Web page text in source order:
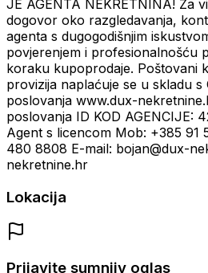
JE AGENTA NEKRETNINA! Za
dogovor oko razgledavanja,
agenta s dugogodišnjim
povjerenjem i profesionalnošću
koraku kupoprodaje. Poštovani
provizija naplaćuje se u skladu s
poslovanja www.dux-
poslovanja ID KOD AGENCIJE:
Agent s licencom Mob: +385 91
480 8808 E-mail: bojan@dux-
nekretnine.hr
Lokacija
Prijavite sumnjiv oglas